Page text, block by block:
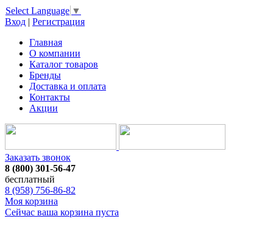
Select Language ▼
Вход | Регистрация
Главная
О компании
Каталог товаров
Бренды
Доставка и оплата
Контакты
Акции
Заказать звонок
8 (800) 301-56-47
бесплатный
8 (958) 756-86-82
Моя корзина
Сейчас ваша корзина пуста